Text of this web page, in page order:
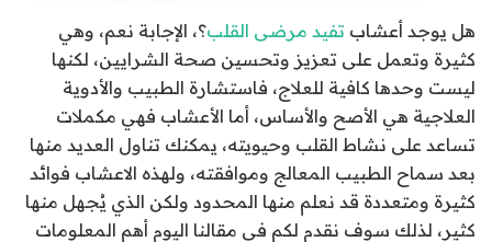
هل يوجد أعشاب تفيد مرضى القلب؟، الإجابة نعم، وهي
كثيرة وتعمل على تعزيز وتحسين صحة الشرايين، لكنها
ليست وحدها كافية للعلاج، فاستشارة الطبيب والأدوية
العلاجية هي الأصح والأساس، أما الأعشاب فهي مكملات
تساعد على نشاط القلب وحيويته، يمكنك تناول العديد منها
بعد سماح الطبيب المعالج وموافقته، ولهذه الاعشاب فوائد
كثيرة ومتعددة قد نعلم منها المحدود ولكن الذي يُجهل منها
كثير، لذلك سوف نقدم لكم في مقالنا اليوم أهم المعلومات